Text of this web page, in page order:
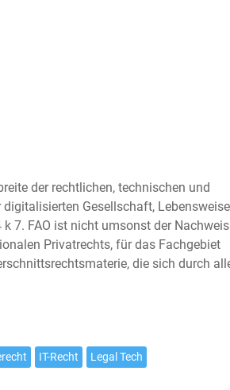
der rechtlichen, technischen und
Gesellschaft,
7. FAO ist nicht umsonst der Nachweis
Privatrechts, für das Fachgebiet
die sich durch
IT-Recht
Legal Tech